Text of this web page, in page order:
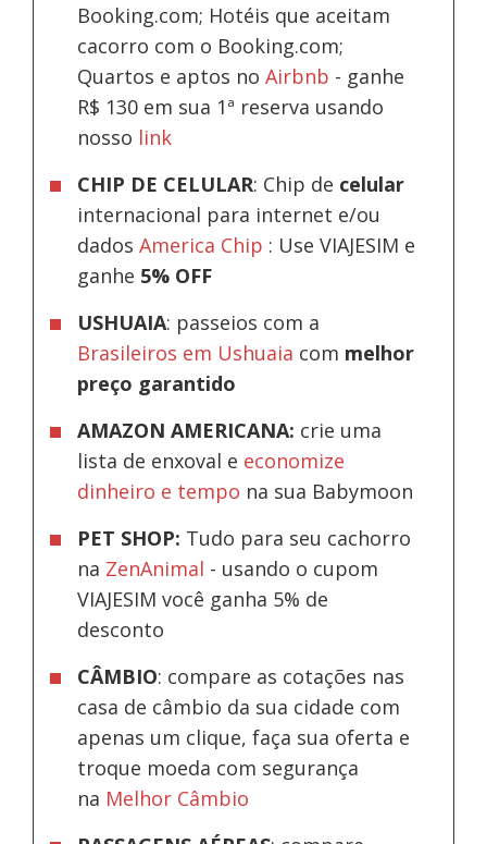
Booking.com; Hotéis que aceitam
cacorro com o Booking.com;
Quartos e aptos noAirbnb - ganhe
R$ 130 em sua 1ª reserva usando
nosso link
CHIP DE CELULAR: Chip de celular
internacional para internet e/ou
dadosAmerica Chip : Use VIAJESIM e
ganhe 5% OFF
USHUAIA: passeios com a
Brasileiros em Ushuaia com melhor
preço garantido
AMAZON AMERICANA: crie uma
lista de enxoval e economize
dinheiro e tempo na sua Babymoon
PET SHOP: Tudo para seu cachorro
na ZenAnimal - usando o cupom
VIAJESIM você ganha 5% de
desconto
CÂMBIO: compare as cotações nas
casa de câmbio da sua cidade com
apenas um clique, faça sua oferta e
troque moeda com segurança
na Melhor Câmbio